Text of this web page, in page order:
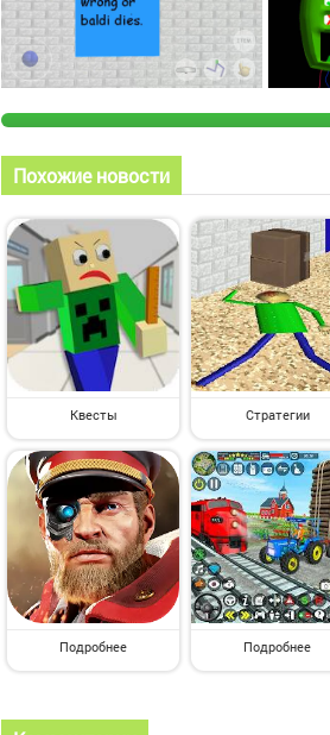
Похожие новости
Квесты Стратегии
Подробнее Подробнее